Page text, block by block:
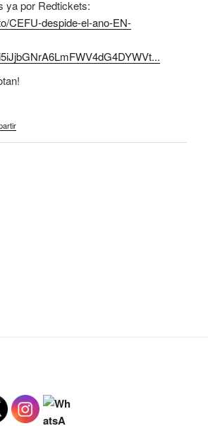
ya por Redtickets:
CEFU-despide-el-ano-EN-